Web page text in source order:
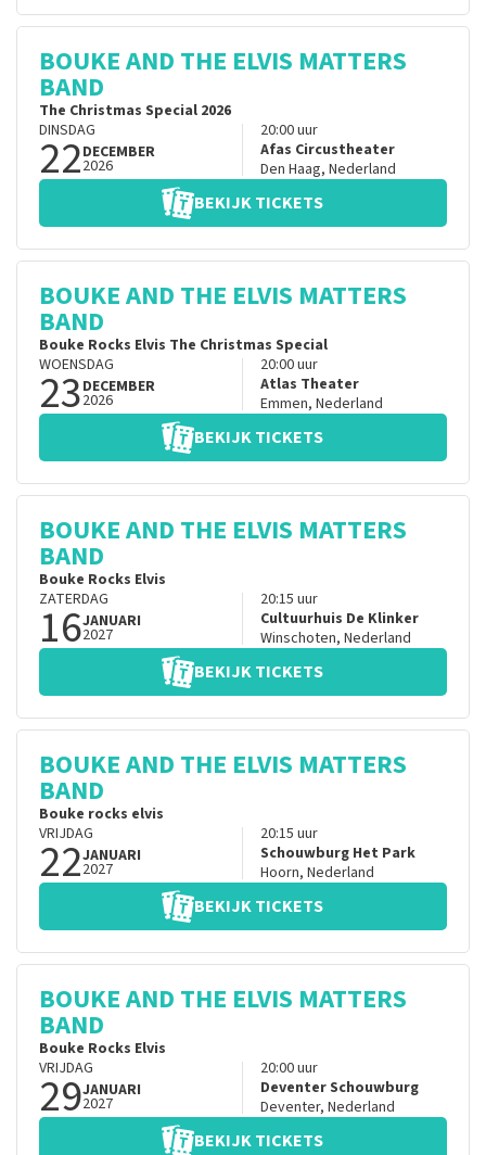
BOUKE AND THE ELVIS MATTERS
BAND
The Christmas Special 2026
DINSDAG
22DECEMBER
2026
20:00uur
Afas Circustheater
Den Haag, Nederland
BEKIJK TICKETS
BOUKE AND THE ELVIS MATTERS
BAND
Bouke Rocks Elvis The Christmas Special
WOENSDAG
23DECEMBER
2026
20:00uur
Atlas Theater
Emmen, Nederland
BEKIJK TICKETS
BOUKE AND THE ELVIS MATTERS
BAND
Bouke Rocks Elvis
ZATERDAG
16JANUARI
2027
20:15 uur
Cultuurhuis De Klinker
Winschoten, Nederland
BEKIJK TICKETS
BOUKE AND THE ELVIS MATTERS
BAND
Bouke rocks elvis
VRIJDAG
22JANUARI
2027
20:15 uur
Schouwburg Het Park
Hoorn, Nederland
BEKIJK TICKETS
BOUKE AND THE ELVIS MATTERS
BAND
Bouke Rocks Elvis
VRIJDAG
29JANUARI
2027
20:00uur
Deventer Schouwburg
Deventer, Nederland
BEKIJK TICKETS